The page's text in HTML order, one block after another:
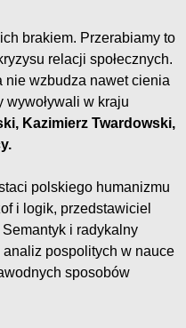
brakiem. Przerabiamy to
relacji społecznych.
nie wzbudza nawet cienia
wywoływali w kraju
Kazimierz Twardowski,
polskiego humanizmu
i logik, przedstawiciel
Semantyk i radykalny
pospolitych w nauce
sposobów